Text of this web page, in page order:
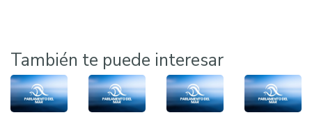
También te puede interesar